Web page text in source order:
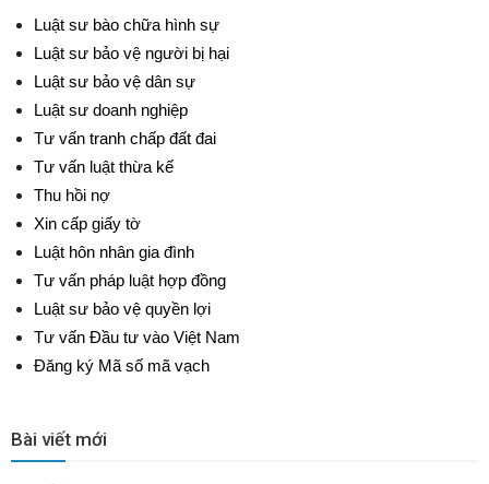
Luật sư bào chữa hình sự
Luật sư bảo vệ người bị hại
Luật sư bảo vệ dân sự
Luật sư doanh nghiệp
Tư vấn tranh chấp đất đai
Tư vấn luật thừa kế
Thu hồi nợ
Xin cấp giấy tờ
Luật hôn nhân gia đình
Tư vấn pháp luật hợp đồng
Luật sư bảo vệ quyền lợi
Tư vấn Đầu tư vào Việt Nam
Đăng ký Mã số mã vạch
Bài viết mới